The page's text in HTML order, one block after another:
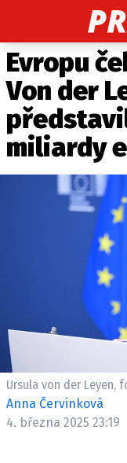
CELEBRITY
Máte
Evropu
Von der
miliardy
Ursula von der Leyen,
Anna Červinková
4. března 2025 23:19